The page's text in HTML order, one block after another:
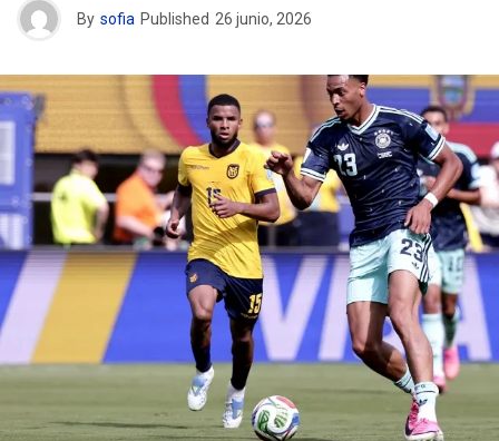
By sofia Published 26 junio, 2026